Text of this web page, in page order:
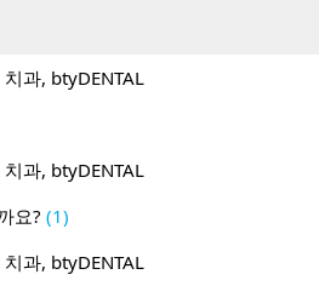
과, btyDENTAL
과, btyDENTAL
요? (1)
과, btyDENTAL